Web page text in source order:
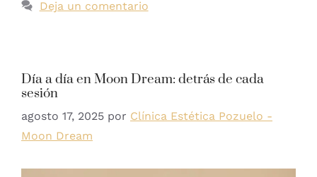
Deja un comentario
Día a día en Moon Dream: detrás de cada
sesión
agosto 17, 2025 por Clínica Estética Pozuelo -
Moon Dream